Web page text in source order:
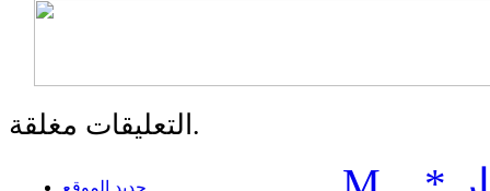
التعليقات مغلقة.
جديد الموقع